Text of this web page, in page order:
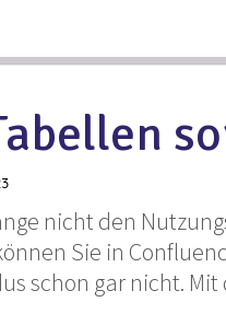
nicht den
Sie in
schon gar nicht. Mit